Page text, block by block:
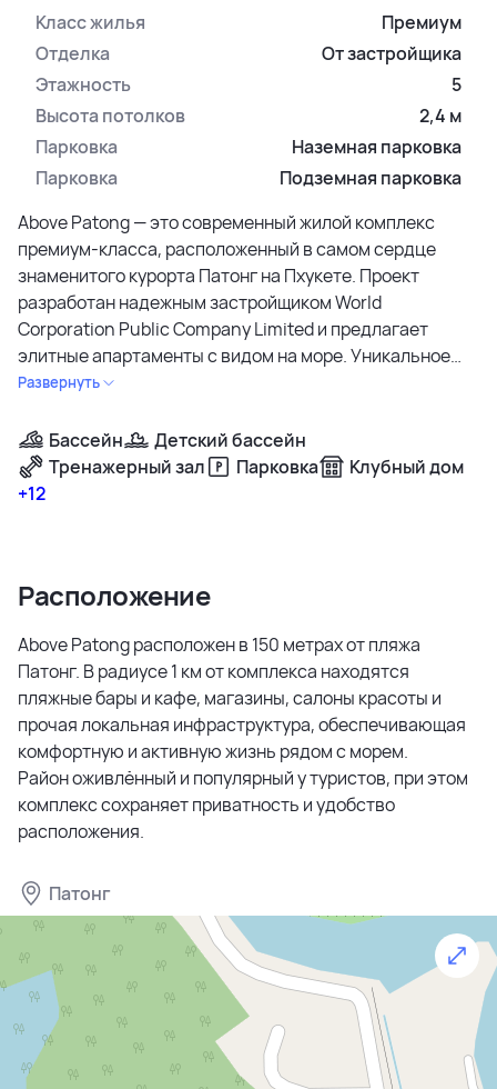
Класс жилья
Премиум
Отделка
От застройщика
Этажность
5
Высота потолков
2,4 м
Парковка
Наземная парковка
Парковка
Подземная парковка
Above Patong — это современный жилой комплекс
премиум-класса, расположенный в самом сердце
знаменитого курорта Патонг на Пхукете. Проект
разработан надежным застройщиком World
Corporation Public Company Limited и предлагает
элитные апартаменты с видом на море. Уникальное
расположение — всего 150 метров до пляжа Патонг —
доступность к главной курортной инфраструктуре,
ресторанам, барам и торговым центрам.
спальней (от 42 м²) до комфортных резиденций с
оборудована современной мебелью и техникой.
Инфраструктура комплекса предусматривает все для
комфортной жизни, отдыха и развлечений. На
территории расположены бассейн и детский бассейн,
современный тренажерный зал, зона для йоги,
кинотеатр и караоке. Для жителей предусмотрены
лаундж зона, клубный дом и просторная терраса. Ваша
круглосуточной охраной, видеонаблюдением,
охраняемой парковкой с зарядкой для
электромобилей и современными лифтами.
Ключевое преимущество проекта — выгодные
инвестиционные возможности. Расположение в
туристическом центре гарантирует высокий доход от
аренды. Застройщик совместно с банком-партнером
Развернуть
Бассейн
Детский бассейн
Тренажерный зал
Парковка
Клубный дом
+12
Расположение
Above Patong расположен в 150 метрах от пляжа
Патонг. В радиусе 1 км от комплекса находятся
пляжные бары и кафе, магазины, салоны красоты и
прочая локальная инфраструктура, обеспечивающая
комфортную и активную жизнь рядом с морем.
Район оживлённый и популярный у туристов, при этом
комплекс сохраняет приватность и удобство
расположения.
Патонг